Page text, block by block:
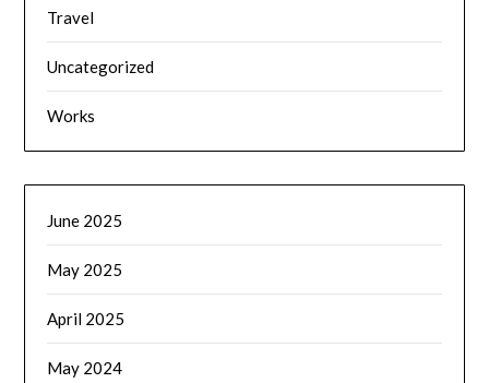
Travel
Uncategorized
Works
June 2025
May 2025
April 2025
May 2024